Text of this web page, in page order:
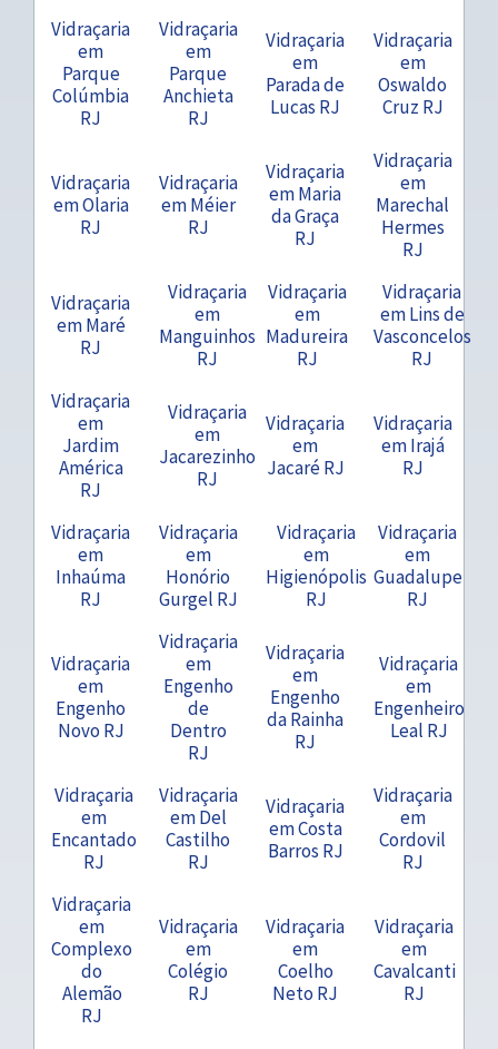
Vidraçaria
em
Parque
Colúmbia
RJ
Vidraçaria
em
Parque
Anchieta
RJ
Vidraçaria
em
Parada de
Lucas RJ
Vidraçaria
em
Oswaldo
Cruz RJ
Vidraçaria
em Olaria
RJ
Vidraçaria
em Méier
RJ
Vidraçaria
em Maria
da Graça
RJ
Vidraçaria
em
Marechal
Hermes
RJ
Vidraçaria
em Maré
RJ
Vidraçaria
em
Manguinhos
RJ
Vidraçaria
em
Madureira
RJ
Vidraçaria
em Lins de
Vasconcelos
RJ
Vidraçaria
em
Jardim
América
RJ
Vidraçaria
em
Jacarezinho
RJ
Vidraçaria
em
Jacaré RJ
Vidraçaria
em Irajá
RJ
Vidraçaria
em
Inhaúma
RJ
Vidraçaria
em
Honório
Gurgel RJ
Vidraçaria
em
Higienópolis
RJ
Vidraçaria
em
Guadalupe
RJ
Vidraçaria
em
Engenho
Novo RJ
Vidraçaria
em
Engenho
de
Dentro
RJ
Vidraçaria
em
Engenho
da Rainha
RJ
Vidraçaria
em
Engenheiro
Leal RJ
Vidraçaria
em
Encantado
RJ
Vidraçaria
em Del
Castilho
RJ
Vidraçaria
em Costa
Barros RJ
Vidraçaria
em
Cordovil
RJ
Vidraçaria
em
Complexo
do
Alemão
RJ
Vidraçaria
em
Colégio
RJ
Vidraçaria
em
Coelho
Neto RJ
Vidraçaria
em
Cavalcanti
RJ